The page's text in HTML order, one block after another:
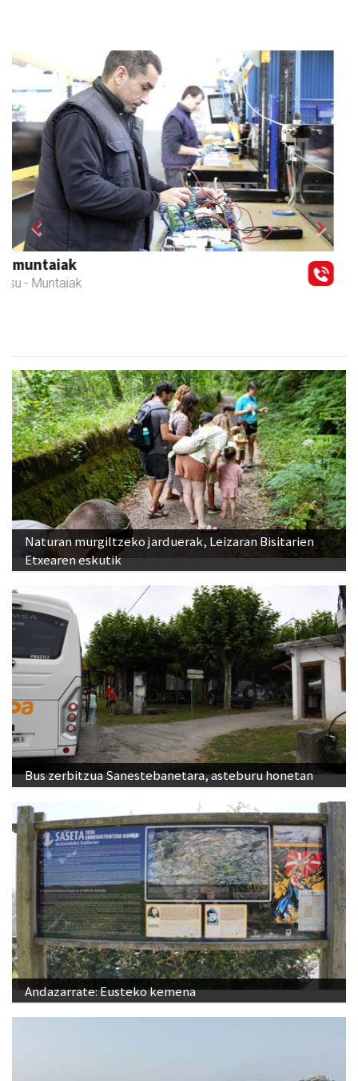
Francisco Mendikute
Andoain - Harategiak
Previous Next
Naturan murgiltzeko jarduerak, Leizaran Bisitarien
Etxearen eskutik
Bus zerbitzua Sanestebanetara, asteburu honetan
Andazarrate: Eusteko kemena